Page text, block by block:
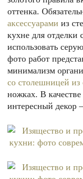
оттенка.
аксессуарами из
кухне для
использовать
фото работ
минимализм
со столешницей из
ножках. В
интересный декор